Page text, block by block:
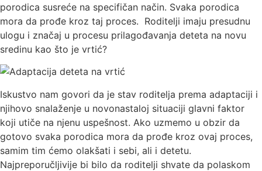
porodica susreće na specifičan način. Svaka porodica
mora da prođe kroz taj proces. Roditelji imaju presudnu
ulogu i značaj u procesu prilagođavanja deteta na novu
sredinu kao što je vrtić?
Iskustvo nam govori da je stav roditelja prema adaptaciji i
njihovo snalaženje u novonastaloj situaciji glavni faktor
koji utiče na njenu uspešnost. Ako uzmemo u obzir da
gotovo svaka porodica mora da prođe kroz ovaj proces,
samim tim ćemo olakšati i sebi, ali i detetu.
Najpreporučljivije bi bilo da roditelji shvate da polaskom